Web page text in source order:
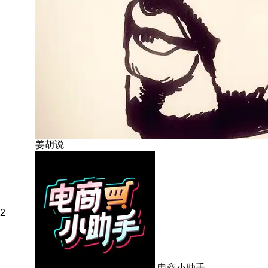
姜胡说
2